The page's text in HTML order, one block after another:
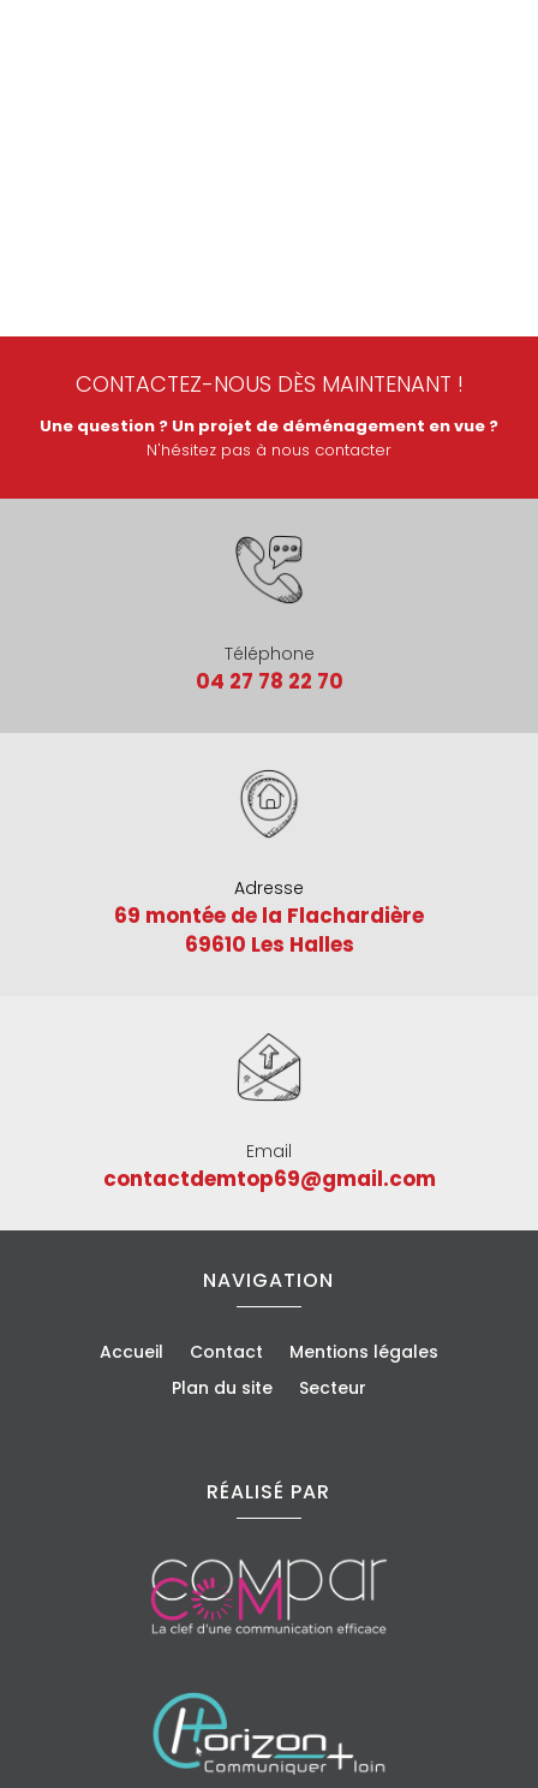
CONTACTEZ-NOUS DÈS MAINTENANT !
Une question ? Un projet de déménagement en vue ?
N'hésitez pas à nous contacter
Téléphone
04 27 78 22 70
Adresse
69 montée de la Flachardière
69610 Les Halles
Email
contactdemtop69@gmail.com
NAVIGATION
Accueil Contact
Mentions légales
Plan du site
Secteur
RÉALISÉ PAR